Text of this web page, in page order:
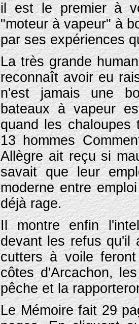
il est le premier à
"moteur à vapeur" à
par ses expériences
La très grande
reconnaît avoir eu
n'est jamais une
bateaux à vapeur
quand les chaloupes
13 hommes
Allègre ait reçu si
savait que leur
moderne entre
déjà rage.
Il montre enfin
devant les refus qu'il
cutters à voile
côtes d'Arcachon,
pêche et la
Le Mémoire fait 29